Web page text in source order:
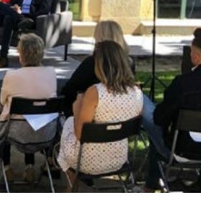
Isover
con la que UGT comenzó